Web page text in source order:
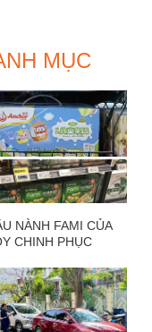
MỤC
NÀNH FAMI CỦA
CHINH PHỤC
QUỐC VÀ NHẬT